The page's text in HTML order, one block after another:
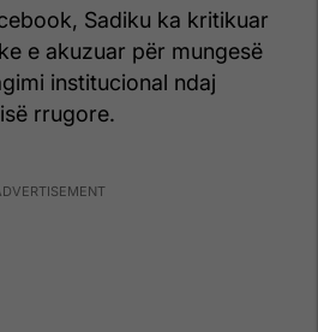
Sadiku ka kritikuar
e akuzuar për mungesë
institucional ndaj
rrugore.